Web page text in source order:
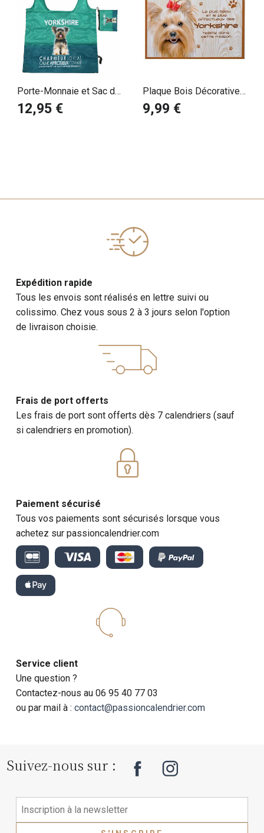
Porte-Monnaie et Sac de
Courses Pliable
12,95 €
Plaque Bois Décorative
Yorkshire Noeud
9,99 €
Expédition rapide
Tous les envois sont réalisés en lettre suivi ou
colissimo. Chez vous sous 2 à 3 jours selon l'option
de livraison choisie.
Frais de port offerts
Les frais de port sont offerts dès 7 calendriers (sauf
si calendriers en promotion).
Paiement sécurisé
Tous vos paiements sont sécurisés lorsque vous
achetez sur passioncalendrier.com
Service client
Une question ?
Contactez-nous au 06 95 40 77 03
ou par mail à :contact@passioncalendrier.com
Suivez-nous sur :